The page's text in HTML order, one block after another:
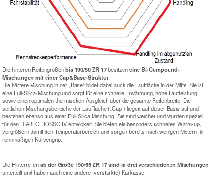
Die hinteren Reifengrößenbis 190/50 ZR 17besitzeneine Bi-Compound-
Mischungen mit einer Cap&Base-Struktur.
Die härtere Mischung in der „Base“ bildet dabei auch die Lauffläche in der Mitte. Sie ist
eine Full-Silica-Mischung und sorgt für eine schnelle Erwärmung, hohe Laufleistung
sowie einen optimalen thermischen Ausgleich über die gesamte Reifenbreite. Die
seitlichen Mischungsbereiche der Lauffläche („Cap“) liegen auf dieser Basis auf und
bestehen ebenso aus einer Full-Silica Mischung. Sie sind weicher und wurden speziell
für den DIABLO ROSSO IV entwickelt. Sie bieten ein besonders schnelles Warm-up,
vergrößern damit den Temperaturbereich und sorgen bereits nach wenigen Metern für
rennmäßigen Kurvengrip.
Die Hinterreifenab der Größe 190/55 ZR 17 sind in drei verschiedenen Mischungen
unterteilt und haben auch eine andere (verstärkte) Karkasse: